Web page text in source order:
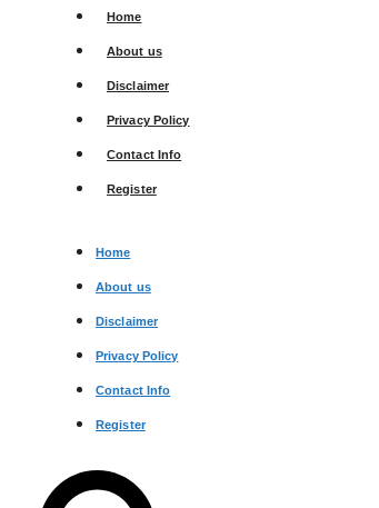
Home
About us
Disclaimer
Privacy Policy
Contact Info
Register
Home
About us
Disclaimer
Privacy Policy
Contact Info
Register